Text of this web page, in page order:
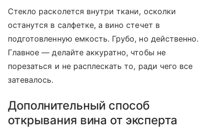
Стекло расколется внутри ткани, осколки
останутся в салфетке, а вино стечет в
подготовленную емкость. Грубо, но действенно.
Главное — делайте аккуратно, чтобы не
порезаться и не расплескать то, ради чего все
затевалось.
Дополнительный способ
открывания вина от эксперта